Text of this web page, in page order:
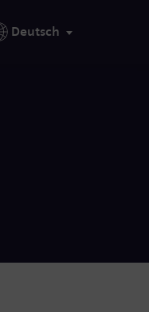
Deutsch